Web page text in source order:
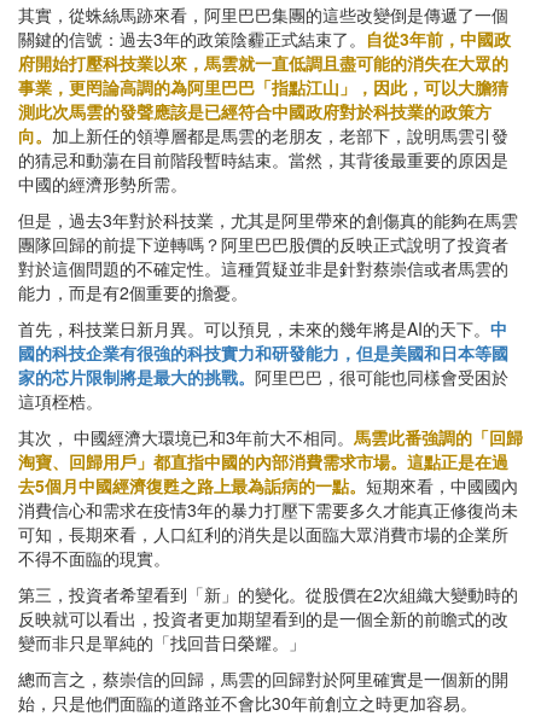
其實，從蛛絲馬跡來看，阿里巴巴集團的這些改變倒是傳遞了一個
關鍵的信號：過去3年的政策陰霾正式結束了。 自從3年前，中國政
府開始打壓科技業以來，馬雲就一直低調且盡可能的消失在大眾的
事業，更罔論高調的為阿里巴巴「指點江山」，因此，可以大膽猜
測此次馬雲的發聲應該是已經符合中國政府對於科技業的政策方
向。 加上新任的領導層都是馬雲的老朋友，老部下，說明馬雲引發
的猜忌和動蕩在目前階段暫時結束。當然，其背後最重要的原因是
中國的經濟形勢所需。
但是，過去3年對於科技業，尤其是阿里帶來的創傷真的能夠在馬雲
團隊回歸的前提下逆轉嗎？阿里巴巴股價的反映正式說明了投資者
對於這個問題的不確定性。這種質疑並非是針對蔡崇信或者馬雲的
能力，而是有2個重要的擔憂。
首先，科技業日新月異。可以預見，未來的幾年將是AI的天下。 中
國的科技企業有很強的科技實力和研發能力，但是美國和日本等國
家的芯片限制將是最大的挑戰。 阿里巴巴，很可能也同樣會受困於
這項桎梏。
其次， 中國經濟大環境已和3年前大不相同。 馬雲此番強調的「回歸
淘寶、回歸用戶」都直指中國的內部消費需求市場。這點正是在過
去5個月中國經濟復甦之路上最為詬病的一點。 短期來看，中國國內
消費信心和需求在疫情3年的暴力打壓下需要多久才能真正修復尚未
可知，長期來看，人口紅利的消失是以面臨大眾消費市場的企業所
不得不面臨的現實。
第三，投資者希望看到「新」的變化。從股價在2次組織大變動時的
反映就可以看出，投資者更加期望看到的是一個全新的前瞻式的改
變而非只是單純的「找回昔日榮耀。」
總而言之，蔡崇信的回歸，馬雲的回歸對於阿里確實是一個新的開
始，只是他們面臨的道路並不會比30年前創立之時更加容易。